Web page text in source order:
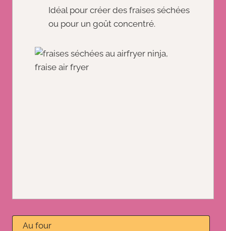
Idéal pour créer des fraises séchées
ou pour un goût concentré.
Au four